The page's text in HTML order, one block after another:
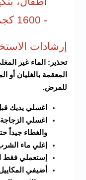
- 1600 كجم
إرشادات
تحذير: الماء غير
المعقمة بالغليان
للمرض.
اغسلي يديك
اغسلي
والغطاء جيداً
إغلي ماء الشرب لمدة 5
إستعملي فقط
أضيفي